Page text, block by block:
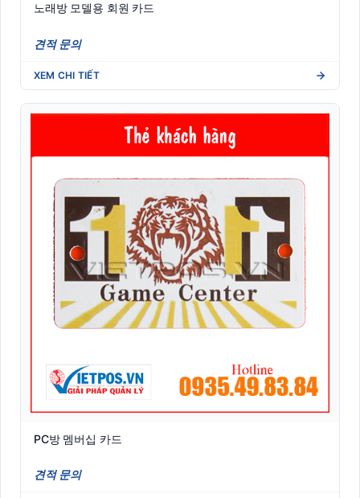
노래방 모델용 회원 카드
견적 문의
XEM CHI TIẾT
PC방 멤버십 카드
견적 문의